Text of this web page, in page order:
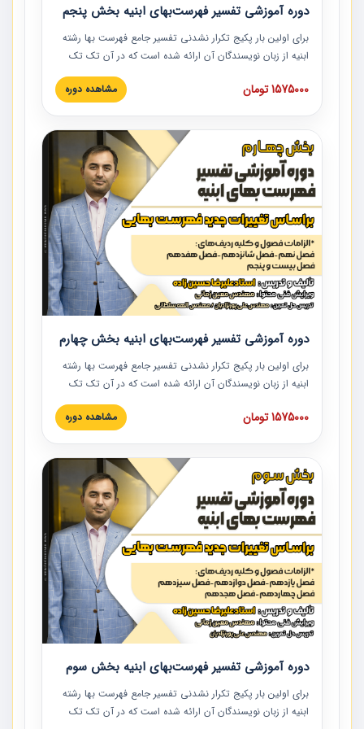
دوره آموزشی تفسیر فهرست‌بهای ابنیه بخش پنجم
برای اولین بار پکیج تکرار نشدنی تفسیر جامع فهرست بها رشته
ابنیه از زبان نویسندگان آن ارائه شده است که در آن تک تک
ردیف ها و مطالب فهرست بها تفسیر و ارائه شده است. این
دوره به صورت کامل تصویری بوده و به همراه تصاویر عملیات
دوره با کلام مهندس علیرضاحسین‌زاده مدیر پروژه مهندسی
مشاور در امر بازنگری فهرست بها رشته ابنیه ارائه شده و به تمام
همکارانی که در حوزه صنعت ساخت در حال فعالیت هستند حتما
توصیه می کنیم از مطالب این دوره استفاده نمایند.
1575000 تومان مشاهده دوره
دوره آموزشی تفسیر فهرست‌بهای ابنیه بخش چهارم
برای اولین بار پکیج تکرار نشدنی تفسیر جامع فهرست بها رشته
ابنیه از زبان نویسندگان آن ارائه شده است که در آن تک تک
ردیف ها و مطالب فهرست بها تفسیر و ارائه شده است. این
دوره به صورت کامل تصویری بوده و به همراه تصاویر عملیات
دوره با کلام مهندس علیرضاحسین‌زاده مدیر پروژه مهندسی
مشاور در امر بازنگری فهرست بها رشته ابنیه ارائه شده و به تمام
همکارانی که در حوزه صنعت ساخت در حال فعالیت هستند حتما
توصیه می کنیم از مطالب این دوره استفاده نمایند.
1575000 تومان مشاهده دوره
دوره آموزشی تفسیر فهرست‌بهای ابنیه بخش سوم
برای اولین بار پکیج تکرار نشدنی تفسیر جامع فهرست بها رشته
ابنیه از زبان نویسندگان آن ارائه شده است که در آن تک تک